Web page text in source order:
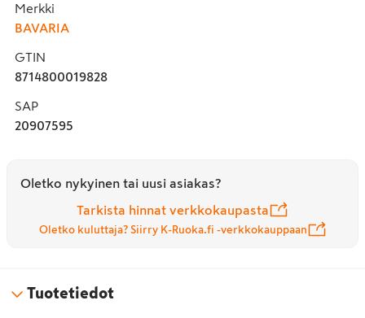
Merkki
BAVARIA
GTIN
8714800019828
SAP
20907595
Oletko nykyinen tai uusi asiakas?
Tarkista hinnat verkkokaupasta
Oletko kuluttaja? Siirry K-Ruoka.fi -verkkokauppaan
Tuotetiedot